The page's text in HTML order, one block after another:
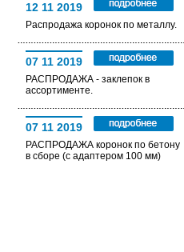
12 11 2019
Распродажа коронок по металлу.
07 11 2019
РАСПРОДАЖА - заклепок в
ассортименте.
07 11 2019
РАСПРОДАЖА коронок по бетону
в сборе (с адаптером 100 мм)